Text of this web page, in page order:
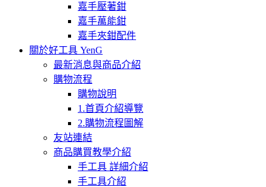
嘉手壓著鉗
嘉手萬能鉗
嘉手夾鉗配件
關於好工具 YenG
最新消息與商品介紹
購物流程
購物說明
1.首頁介紹導覽
2.購物流程圖解
友站連結
商品購買教學介紹
手工具 詳細介紹
手工具介紹